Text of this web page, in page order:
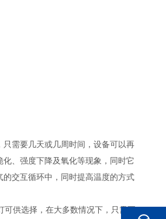
需要几天或几周时间，设备可以再
、强度下降及氧化等现象，同时它
交互循环中，同时提高温度的方式
可供选择，在大多数情况下，只需要